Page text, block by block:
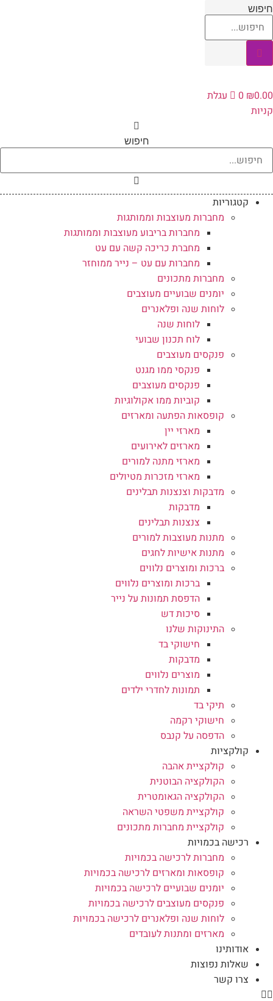
₪
0
עגלת
חיפוש
קטגוריות
מחברות מעוצבות וממותגות
מחברות בריבוע מעוצבות וממותגות
מחברת כריכה קשה עם עט
מחברות עם עט – נייר ממוחזר
מחברות מתכונים
יומנים שבועיים מעוצבים
לוחות שנה ופלאנרים
לוחות שנה
לוח תכנון שבועי
פנקסים מעוצבים
פנקסי ממו מגנט
פנקסים מעוצבים
קוביות ממו אקולוגיות
קופסאות הפתעה ומארזים
מארזי יין
מארזים לאירועים
מארזי מתנה למורים
מארזי מזכרות מטיולים
מדבקות וצנצנות תבלינים
מדבקות
צנצנות תבלינים
מתנות מעוצבות למורים
מתנות אישיות לחגים
ברכות ומוצרים נלווים
ברכות ומוצרים נלווים
הדפסת תמונות על נייר
סיכות דש
התינוקות שלנו
חישוקי בד
מדבקות
מוצרים נלווים
תמונות לחדרי ילדים
תיקי בד
חישוקי רקמה
הדפסה על קנבס
קולקציות
קולקציית אהבה
הקולקציה הבוטנית
הקולקציה הגאומטרית
קולקציית משפטי השראה
קולקציית מחברות מתכונים
רכישה בכמויות
מחברות לרכישה בכמויות
קופסאות ומארזים לרכישה בכמויות
יומנים שבועיים לרכישה בכמויות
פנקסים מעוצבים לרכישה בכמויות
לוחות שנה ופלאנרים לרכישה בכמויות
מארזים ומתנות לעובדים
אודותינו
שאלות נפוצות
צרו קשר